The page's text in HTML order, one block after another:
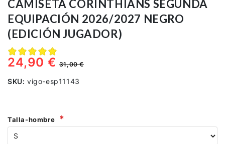
CAMISETA CORINTHIANS SEGUNDA
EQUIPACIÓN 2026/2027 NEGRO
(EDICIÓN JUGADOR)
24,90 €31,00 €
SKU: vigo-esp11143
Talla-hombre